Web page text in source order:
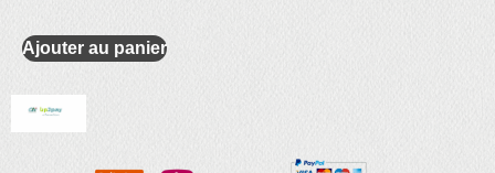
Ajouter au panier